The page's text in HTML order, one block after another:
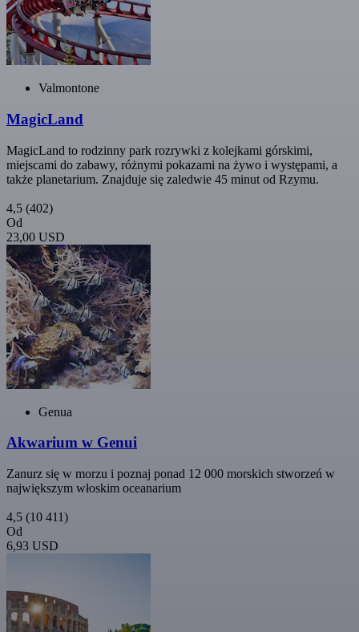
Valmontone
MagicLand
MagicLand to rodzinny park rozrywki z kolejkami górskimi,
miejscami do zabawy, różnymi pokazami na żywo i występami, a
także planetarium. Znajduje się zaledwie 45 minut od Rzymu.
4,5 (402)
Od
23,00 USD
Genua
Akwarium w Genui
Zanurz się w morzu i poznaj ponad 12 000 morskich stworzeń w
największym włoskim oceanarium
4,5 (10 411)
Od
6,93 USD